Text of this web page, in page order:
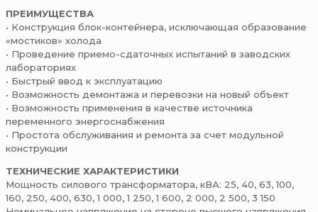
ПРЕИМУЩЕСТВА
• Конструкция блок-контейнера, исключающая образование
«мостиков» холода
• Проведение приемо-сдаточных испытаний в заводских
лабораториях
• Быстрый ввод к эксплуатацию
• Возможность демонтажа и перевозки на новый объект
• Возможность применения в качестве источника
переменного энергоснабжения
• Простота обслуживания и ремонта за счет модульной
конструкции
ТЕХНИЧЕСКИЕ ХАРАКТЕРИСТИКИ
Мощность силового трансформатора, кВА: 25, 40, 63, 100,
160, 250, 400, 630, 1 000, 1 250, 1 600, 2 000, 2 500, 3 150